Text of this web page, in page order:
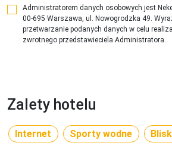
Double standard room
Dla max. 2 osób
Przestrzeń zewnętrzna: Balkon
Triple standard room
Dla max. 3 osób
Przestrzeń zewnętrzna: Balkon
Administratorem danych osobowych jest
00-695 Warszawa, ul. Nowogrodzka 49.
przetwarzanie podanych danych w celu
zwrotnego przedstawieciela Administratora.
Zalety hotelu
Internet Sporty wodne